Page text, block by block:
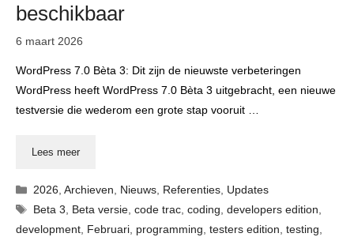
beschikbaar
6 maart 2026
WordPress 7.0 Bèta 3: Dit zijn de nieuwste verbeteringen
WordPress heeft WordPress 7.0 Bèta 3 uitgebracht, een nieuwe
testversie die wederom een grote stap vooruit …
Lees meer
Categorieën
2026 ,Archieven Nieuws Referenties Updates
Tags
Beta 3 Beta versie ,code trac ,coding ,developers edition
development Februari programming testers edition testing